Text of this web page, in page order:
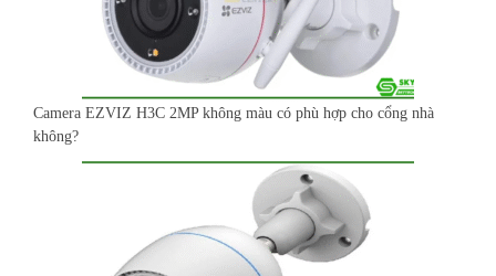
Camera EZVIZ H3C 2MP không màu có phù hợp cho cổng nhà
không?